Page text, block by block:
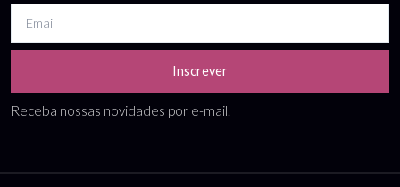
Inscrever
Receba nossas novidades por e-mail.